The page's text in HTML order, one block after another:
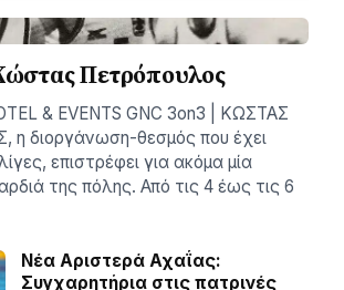
Πετρόπουλος
& EVENTS GNC 3on3 | ΚΩΣΤΑΣ
η διοργάνωση-θεσμός που έχει
επιστρέφει για ακόμα μία
της πόλης. Από τις 4 έως τις 6
Νέα Αριστερά Αχαΐας:
Συγχαρητήρια στις πατρινές